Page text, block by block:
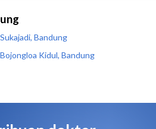
Bandung
Kidul, Bandung